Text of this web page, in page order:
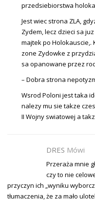
przedsiebiorstwa
Jest wiec strona ZLA,
Zydem, lecz dzieci sa
majtek po Holokauscie,.
zone Zydowke z
sa opanowane przez
– Dobra strona
Wsrod Poloni jest taka
nalezy mu sie takze
II Wojny swiatowej a
DRES Mówi
Przeraża mnie
czy to nie
przyczyn ich „wyniku
tłumaczenia, że za mało